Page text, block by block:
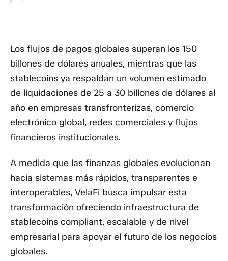
Los flujos de pagos globales superan los 150
billones de dólares anuales, mientras que las
stablecoins ya respaldan un volumen estimado
de liquidaciones de 25 a 30 billones de dólares al
año en empresas transfronterizas, comercio
electrónico global, redes comerciales y flujos
financieros institucionales.
A medida que las finanzas globales evolucionan
hacia sistemas más rápidos, transparentes e
interoperables, VelaFi busca impulsar esta
transformación ofreciendo infraestructura de
stablecoins compliant, escalable y de nivel
empresarial para apoyar el futuro de los negocios
globales.